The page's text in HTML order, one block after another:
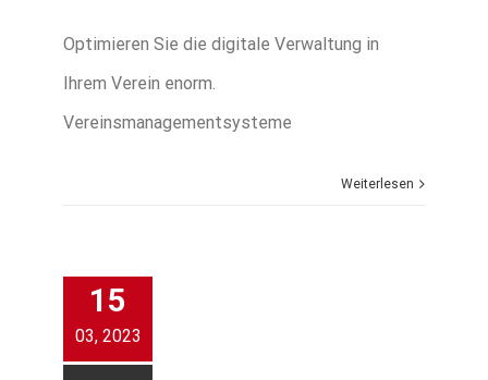
Optimieren Sie die digitale Verwaltung in
Ihrem Verein enorm.
Vereinsmanagementsysteme
Weiterlesen
15
03, 2023